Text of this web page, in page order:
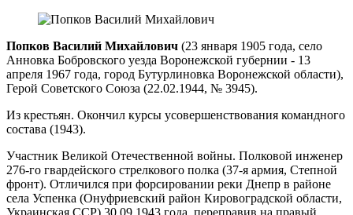
Попков Василий Михайлович (23 января 1905 года, село
Анновка Бобровского уезда Воронежской губернии - 13
апреля 1967 года, город Бутурлиновка Воронежской области),
Герой Советского Союза (22.02.1944, № 3945).
Из крестьян. Окончил курсы усовершенствования командного
состава (1943).
Участник Великой Отечественной войны. Полковой инженер
276-го гвардейского стрелкового полка (37-я армия, Степной
фронт). Отличился при форсировании реки Днепр в районе
села Успенка (Онуфриевский район Кировоградской области,
Украинская ССР) 30.09.1943 года, переправив на правый